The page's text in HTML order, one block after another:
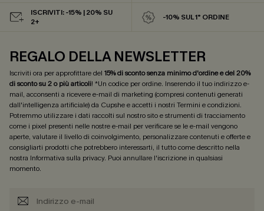
ISCRIVITI: -15% | 20% SU
2+
-10% SUL 1° ORDINE
REGALO DELLA NEWSLETTER
Iscriviti ora per approfittare del 15% di sconto senza minimo d'ordine e del 20%
di sconto su 2 o più articoli! *Un codice per ordine. Inserendo il tuo indirizzo e-
mail, acconsenti a ricevere e-mail di marketing (compresi contenuti generati
dall'intelligenza artificiale) da Cupshe e accetti i nostri Termini e condizioni.
Potremmo utilizzare i dati raccolti sul nostro sito e strumenti di tracciamento
come i pixel presenti nelle nostre e-mail per verificare se le e-mail vengono
aperte, valutare il livello di coinvolgimento, personalizzare contenuti e offerte e
consigliarti prodotti che potrebbero interessarti, il tutto come descritto nella
nostra Informativa sulla privacy. Puoi annullare l'iscrizione in qualsiasi
momento.